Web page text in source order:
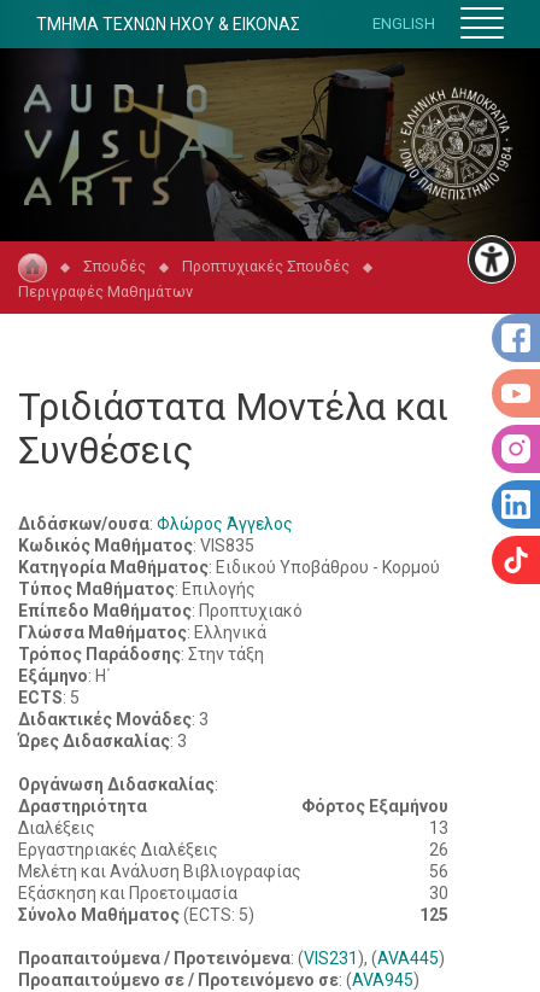
ΤΜΗΜΑ ΤΕΧΝΩΝ ΗΧΟΥ & ΕΙΚΟΝΑΣ ENGLISH
Σπουδές
Προπτυχιακές Σπουδές
Περιγραφές Μαθημάτων
Τριδιάστατα Μοντέλα και
Συνθέσεις
Διδάσκων/ουσα: Φλώρος Άγγελος
Κωδικός Μαθήματος: VIS835
Κατηγορία Μαθήματος: Ειδικού Υποβάθρου - Κορμού
Τύπος Μαθήματος: Επιλογής
Επίπεδο Μαθήματος: Προπτυχιακό
Γλώσσα Μαθήματος: Ελληνικά
Τρόπος Παράδοσης: Στην τάξη
Εξάμηνο: Η΄
ECTS: 5
Διδακτικές Μονάδες: 3
Ώρες Διδασκαλίας: 3
Οργάνωση Διδασκαλίας:
Δραστηριότητα
Φόρτος Εξαμήνου
Διαλέξεις
13
Εργαστηριακές Διαλέξεις
26
Μελέτη και Ανάλυση Βιβλιογραφίας
56
Εξάσκηση και Προετοιμασία
30
Σύνολο Μαθήματος(ECTS: 5) 125
Προαπαιτούμενα / Προτεινόμενα: (VIS231 ), (AVA445)
Προαπαιτούμενο σε / Προτεινόμενο σε: (AVA945)